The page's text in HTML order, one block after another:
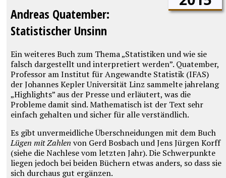
Andreas Quatember:
Statistischer Unsinn
Ein weiteres Buch zum Thema „Statistiken und wie sie
falsch dargestellt und interpretiert werden”. Quatember,
Professor am Institut für Angewandte Statistik (IFAS)
der Johannes Kepler Universität Linz sammelte jahrelang
„Highlights” aus der Presse und erläutert, was die
Probleme damit sind. Mathematisch ist der Text sehr
einfach gehalten und sicher für alle verständlich.
Es gibt unvermeidliche Überschneidungen mit dem Buch
Lügen mit Zahlen von Gerd Bosbach und Jens Jürgen Korff
(siehe die Nachlese vom letzten Jahr). Die Schwerpunkte
liegen jedoch bei beiden Büchern etwas anders, so dass sie
sich durchaus gut ergänzen.